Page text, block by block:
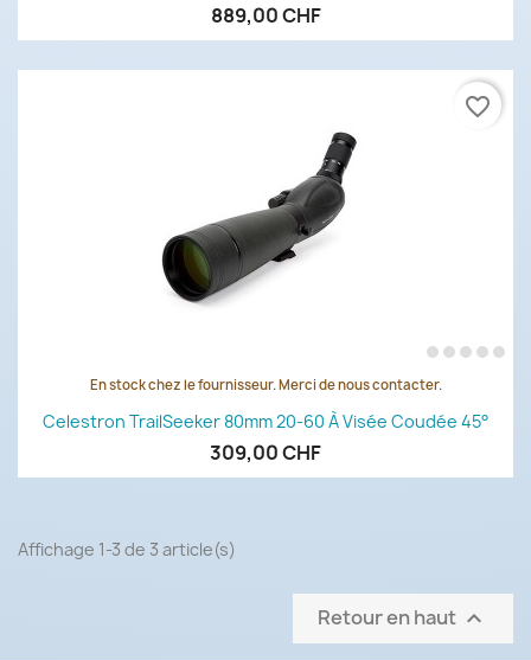
889,00 CHF
En stock chez le fournisseur. Merci de nous contacter.
Celestron TrailSeeker 80mm 20-60 À Visée Coudée 45°
309,00 CHF
favorite_border
Affichage 1-3 de 3 article(s)
Retour en haut 